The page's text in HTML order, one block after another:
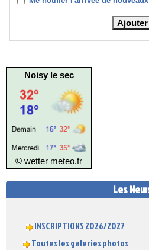
Noisy le sec
© wetter meteo.fr
Les
INSCRIPTIONS 2026/2027
Toutes les galeries photos